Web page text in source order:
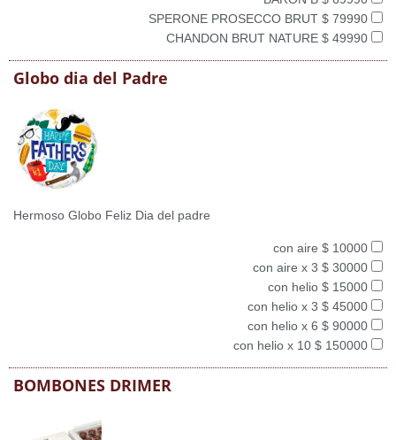
SPERONE PROSECCO BRUT $ 79990
CHANDON BRUT NATURE $ 49990
Globo dia del Padre
Hermoso Globo Feliz Dia del padre
con aire $ 10000
con aire x 3 $ 30000
con helio $ 15000
con helio x 3 $ 45000
con helio x 6 $ 90000
con helio x 10 $ 150000
BOMBONES DRIMER